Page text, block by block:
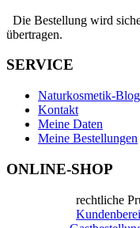
Die Bestellung wird
übertragen.
SERVICE
Naturkosmetik-Blog
Kontakt
Meine Daten
Meine Bestellungen
ONLINE-SHOP
rechtliche